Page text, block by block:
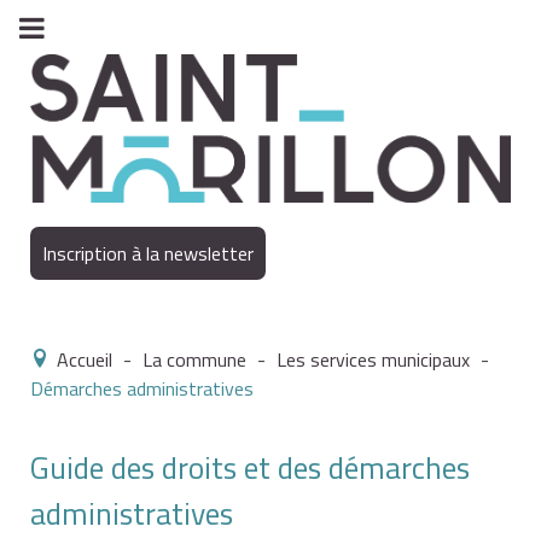
Inscription à la newsletter
Accueil - La commune - Les services municipaux -
Démarches administratives
Guide des droits et des démarches
administratives